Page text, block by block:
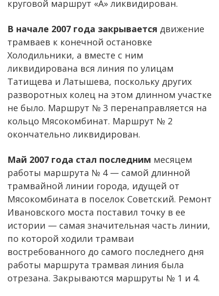
круговой маршрут «А» ликвидирован.
В начале 2007 года закрывается движение
трамваев к конечной остановке
Холодильники, а вместе с ним
ликвидирована вся линия по улицам
Татищева и Латышева, поскольку других
разворотных колец на этом длинном участке
не было. Маршрут № 3 перенаправляется на
кольцо Мясокомбинат. Маршрут № 2
окончательно ликвидирован.
Май 2007 года стал последним месяцем
работы маршрута № 4 — самой длинной
трамвайной линии города, идущей от
Мясокомбината в поселок Советский. Ремонт
Ивановского моста поставил точку в ее
истории — самая значительная часть линии,
по которой ходили трамваи
востребованного до самого последнего дня
работы маршрута трамвая линия была
отрезана. Закрываются маршруты № 1 и 4.